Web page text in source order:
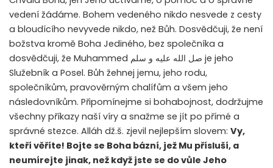
vedení žádáme. Bohem vedeného nikdo nesvede z cesty
a bloudícího nevyvede nikdo, než Bůh. Dosvědčuji, že není
božstva kromě Boha Jediného, bez společníka a
dosvědčuji, že Muhammed صل الله عليه و سلم je jeho
Služebník a Posel. Bůh žehnej jemu, jeho rodu,
společníkům, pravověrným chalífům a všem jeho
následovníkům. Připomínejme si bohabojnost, dodržujme
všechny příkazy naší víry a snažme se jít po přímé a
správné stezce. Alláh dž.š. zjevil nejlepším slovem: Vy,
kteří věříte! Bojte se Boha bázní, jež Mu přísluší, a
neumírejte jinak, než když jste se do vůle Jeho